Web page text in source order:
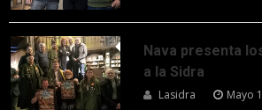
Nava presenta
a la Sidra
Lasidra Mayo